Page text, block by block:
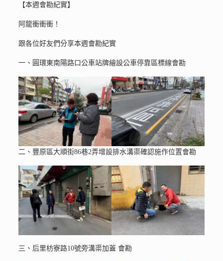
【本週會勘紀實】
阿龍衝衝衝！
跟各位好友們分享本週會勘紀實
一、圓環東南陽路口公車站牌繪設公車停靠區標線會勘
二、豐原區大順街86巷2弄增設排水溝渠確認施作位置會勘
三、后里枋寮路10號旁溝渠加蓋 會勘